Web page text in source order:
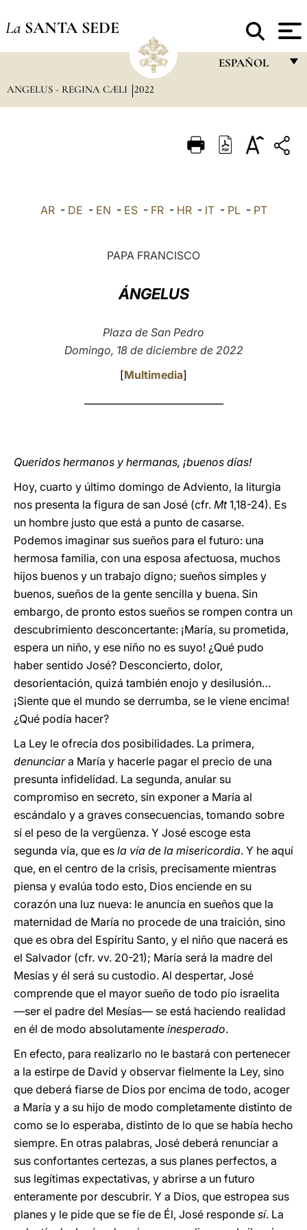
La SANTA SEDE
ESPAÑOL
ITALIANO
ANGELUS - REGINA CÆLI 2022
AR- DE - EN - ES- FR- HR- IT- PL- PT
PAPA FRANCISCO
ÁNGELUS
Plaza de San Pedro
Domingo, 18 de diciembre de 2022
[Multimedia]
Queridos hermanos y hermanas, ¡buenos días!
Hoy, cuarto y último domingo de Adviento, la liturgia
nos presenta la figura de san José (cfr. Mt1,18-24). Es
un hombre justo que está a punto de casarse.
Podemos imaginar sus sueños para el futuro: una
hermosa familia, con una esposa afectuosa, muchos
hijos buenos y un trabajo digno; sueños simples y
buenos, sueños de la gente sencilla y buena. Sin
embargo, de pronto estos sueños se rompen contra un
descubrimiento desconcertante: ¡María, su prometida,
espera un niño, y ese niño no es suyo! ¿Qué pudo
haber sentido José? Desconcierto, dolor,
desorientación, quizá también enojo y desilusión…
¡Siente que el mundo se derrumba, se le viene encima!
¿Qué podía hacer?
La Ley le ofrecía dos posibilidades. La primera,
denunciara María y hacerle pagar el precio de una
presunta infidelidad. La segunda, anular su
compromiso en secreto, sin exponer a María al
escándalo y a graves consecuencias, tomando sobre
sí el peso de la vergüenza. Y José escoge esta
segunda vía, que es la vía de la misericordia. Y he aquí
que, en el centro de la crisis, precisamente mientras
piensa y evalúa todo esto, Dios enciende en su
corazón una luz nueva: le anuncia en sueños que la
maternidad de María no procede de una traición, sino
que es obra del Espíritu Santo, y el niño que nacerá es
el Salvador (cfr. vv. 20-21); María será la madre del
Mesías y él será su custodio. Al despertar, José
comprende que el mayor sueño de todo pío israelita
―ser el padre del Mesías― se está haciendo realidad
en él de modo absolutamente inesperado.
En efecto, para realizarlo no le bastará con pertenecer
a la estirpe de David y observar fielmente la Ley, sino
que deberá fiarse de Dios por encima de todo, acoger
a María y a su hijo de modo completamente distinto de
como se lo esperaba, distinto de lo que se había hecho
siempre. En otras palabras, José deberá renunciar a
sus confortantes certezas, a sus planes perfectos, a
sus legítimas expectativas, y abrirse a un futuro
enteramente por descubrir. Y a Dios, que estropea sus
planes y le pide que se fíe de Él, José responde sí. La